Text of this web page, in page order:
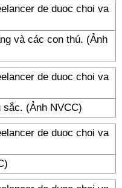
và các con thú. (Ảnh
sắc. (Ảnh NVCC)